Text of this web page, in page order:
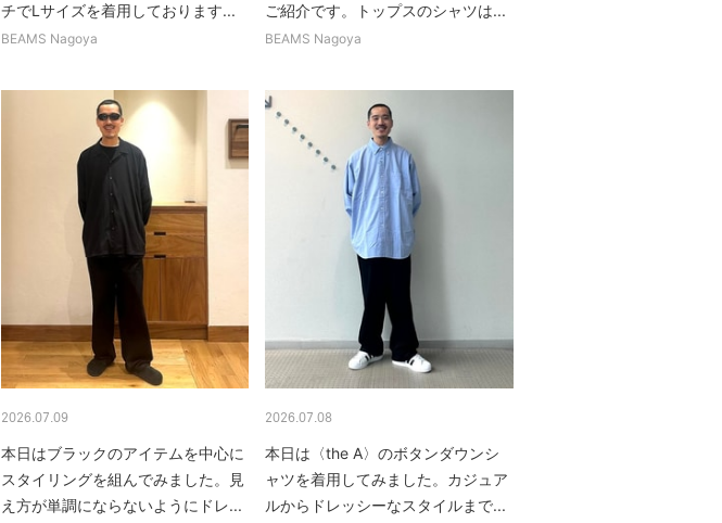
チでLサイズを着用しております...
BEAMS Nagoya
ご紹介です。トップスのシャツは...
BEAMS Nagoya
2026.07.09
本日はブラックのアイテムを中心に
スタイリングを組んでみました。見
え方が単調にならないようにドレ...
2026.07.08
本日は〈the A〉のボタンダウンシ
ャツを着用してみました。カジュア
ルからドレッシーなスタイルまで...